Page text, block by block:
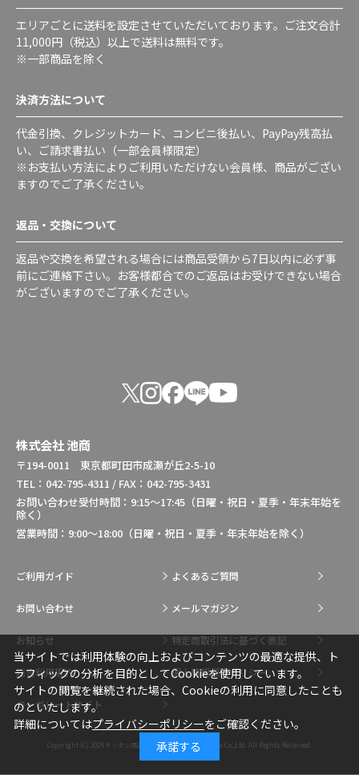
エリアごとに送料を設定させていただいております。ご注文合計
11,000円（税込）以上で送料は無料です。
※一部商品を除く
決済方法について
代金引換、クレジットカード、コンビニ後払い、PayPay残高払
い、ご請求書払い（一部会員様限定）
※お支払い方法によりご利用いただけない会員様、商品がござい
ますのでご了承ください。
返品・交換について
返品や交換を希望される場合には商品受領から7日以内に必ず事
前にご連絡下さい。お客様都合でのご返品はお受けできない場合
がございますのでご了承ください。
株式会社 池商
〒194-0011 東京都町田市成瀬が丘2-5-10
TEL：042-795-4311 / FAX：042-795-3431
お問い合わせ受付時間：9:15～17:45（日曜・祝日・夏季・年末年始を
除く）
営業時間：9:00～18:00（日曜・祝日・夏季・年末年始を除く）
ご利用ガイド よくあるご質問
お問い合わせ メールマガジン
お知らせ 特定商取引法に基づく表記
総合利用規約 個人情報保護ポリシー
コーポレートサイト
Copyright (C) 2024 キッチン用品・調理用品の通販はIkesho Co.,Ltd. All Rights Reserved.
当サイトでは利用体験の向上およびコンテンツの最適な提供、ト
ラフィックの分析を目的としてCookieを使用しています。
サイトの閲覧を継続された場合、Cookieの利用に同意したことも
のといたします。
詳細についてはプライバシーポリシーをご確認ください。
承諾する